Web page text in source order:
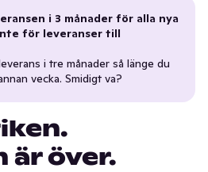
i 3 månader för alla nya
för leveranser till
i tre månader så länge du
vecka. Smidigt va?
är över.